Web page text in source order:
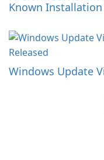
Known Installation
Windows Update